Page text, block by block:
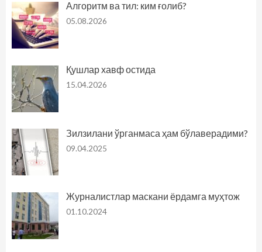
Алгоритм ва тил: ким ғолиб?
05.08.2026
Қушлар хавф остида
15.04.2026
Зилзилани ўрганмаса ҳам бўлаверадими?
09.04.2025
Журналистлар маскани ёрдамга муҳтож
01.10.2024